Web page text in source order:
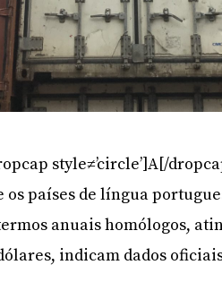
style≠’circle’]A[/
os países de língua
anuais homólogos,
indicam dados